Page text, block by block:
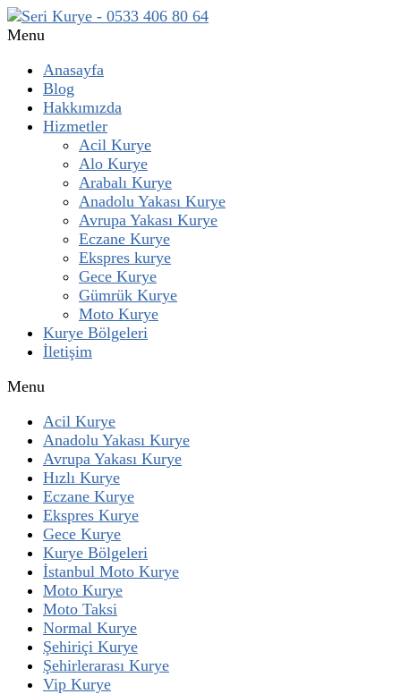
Menu
Anasayfa
Blog
Hakkımızda
Hizmetler
Acil Kurye
Alo Kurye
Arabalı Kurye
Anadolu Yakası Kurye
Avrupa Yakası Kurye
Eczane Kurye
Ekspres kurye
Gece Kurye
Gümrük Kurye
Moto Kurye
Kurye Bölgeleri
İletişim
Menu
Acil Kurye
Anadolu Yakası Kurye
Avrupa Yakası Kurye
Hızlı Kurye
Eczane Kurye
Ekspres Kurye
Gece Kurye
Kurye Bölgeleri
İstanbul Moto Kurye
Moto Kurye
Moto Taksi
Normal Kurye
Şehiriçi Kurye
Şehirlerarası Kurye
Vip Kurye